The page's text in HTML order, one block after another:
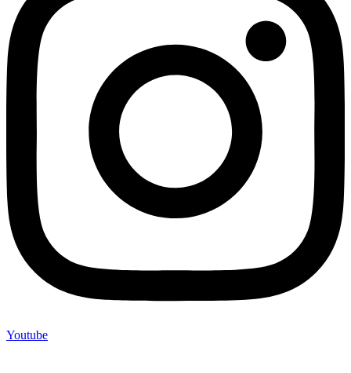
Youtube